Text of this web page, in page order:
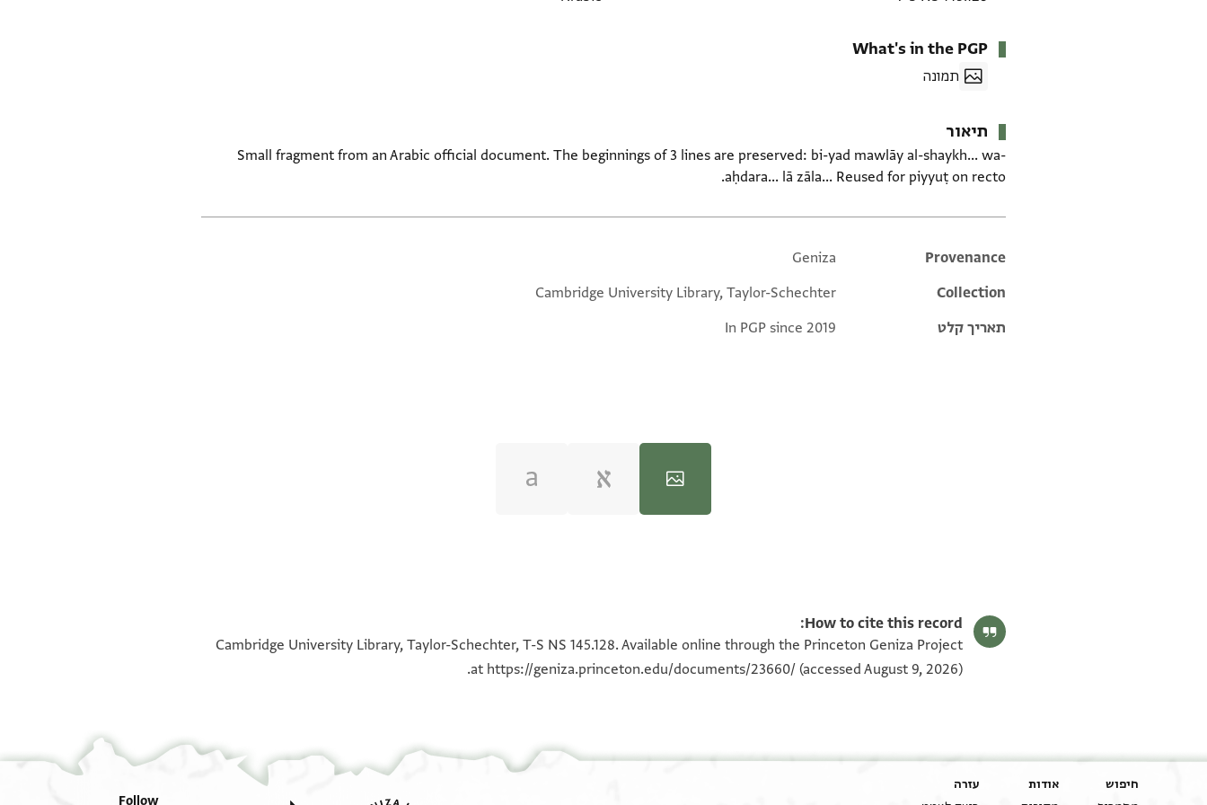
What's in the PGP
תמונה
תיאור
Small fragment from an Arabic official document. The beginnings of 3 lines are preserved: bi-yad mawlāy al-shaykh... wa-
aḥdara... lā zāla... Reused for piyyuṭ on recto.
Additional metadata
Provenance
Geniza
Collection
Cambridge University Library, Taylor-Schechter
תאריך קלט
In PGP since 2019
How to cite this record:
Cambridge University Library, Taylor-Schechter, T-S NS 145.128. Available online through the Princeton Geniza Project
at https://geniza.princeton.edu/documents/23660/ (accessed August 9, 2026).
חיפוש אודות עזרה
Follow